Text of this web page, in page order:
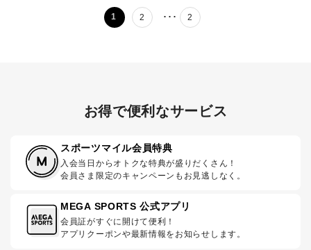
1 2 ･･･ 2
お得で便利なサービス
スポーツマイル会員特典
入会当日からオトクな特典が盛りだくさん！
会員さま限定のキャンペーンもお見逃しなく。
MEGA SPORTS 公式アプリ
会員証がすぐに開けて便利！
アプリクーポンや最新情報をお知らせします。